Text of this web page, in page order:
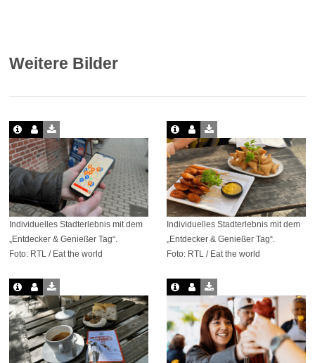
Weitere Bilder
Individuelles Stadterlebnis mit dem
„Entdecker & Genießer Tag“.
Foto: RTL / Eat the world
Individuelles Stadterlebnis mit dem
„Entdecker & Genießer Tag“.
Foto: RTL / Eat the world